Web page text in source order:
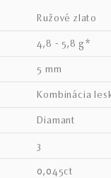
ružové zlato
4,8 - 5,8 g*
5 mm
kombinácia
diamant
3
0,045ct